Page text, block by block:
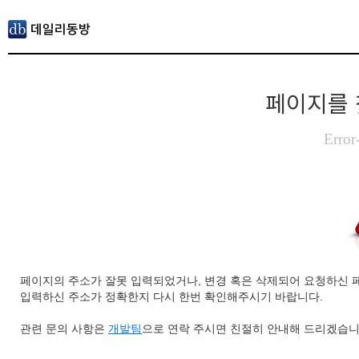
페이지를
페이지의 주소가 잘못 입력되었거나, 변경 혹은 삭제되어 요청하신
입력하신 주소가 정확한지 다시 한번 확인해주시기 바랍니다.
관련 문의 사항은 개발팀 으로 연락 주시면 친절히 안내해 드리겠습